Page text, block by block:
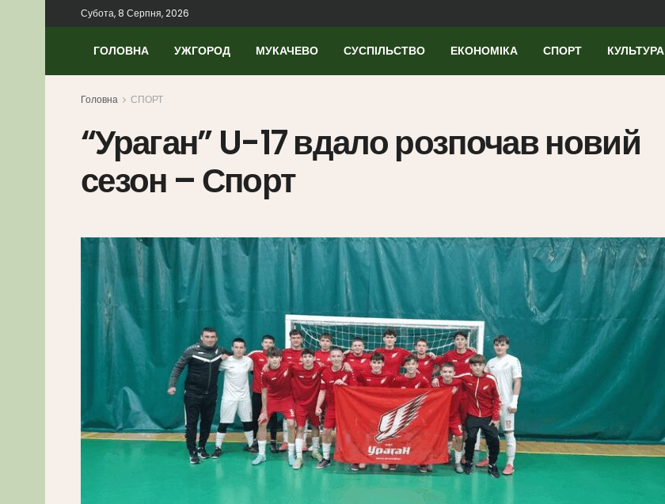
Субота, 8 Серпня, 2026
ГОЛОВНА УЖГОРОД МУКАЧЕВО СУСПІЛЬСТВО ЕКОНОМІКА СПОРТ КУЛЬТУРА
Головна СПОРТ
“Ураган” U-17 вдало розпочав новий
сезон – Спорт